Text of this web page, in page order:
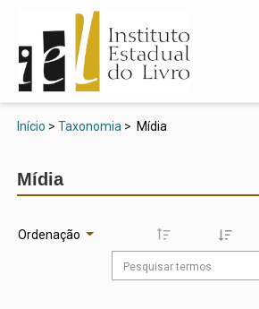
Início > Taxonomia > Mídia
Mídia
Ordenação